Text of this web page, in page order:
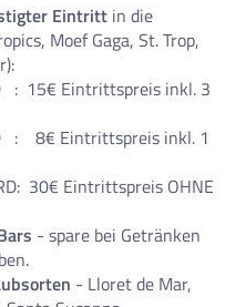
Eintritt in die
Moef Gaga, St. Trop,
: 15€ Eintrittspreis inkl. 3
: 8€ Eintrittspreis inkl. 1
30€ Eintrittspreis OHNE
- spare bei Getränken
- Lloret de Mar,